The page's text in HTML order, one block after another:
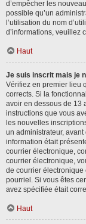
d’empêcher les
possible qu’un
l’utilisation du nom
d’informations, veuillez
Haut
Je suis inscrit mais je
Vérifiez en premier lieu
corrects. Si la
avoir en dessous de 13
instructions que vous
les nouvelles
un administrateur,
information était
courrier électronique,
courrier électronique,
de courrier électronique
pourriel. Si vous êtes
avez spécifiée était
Haut